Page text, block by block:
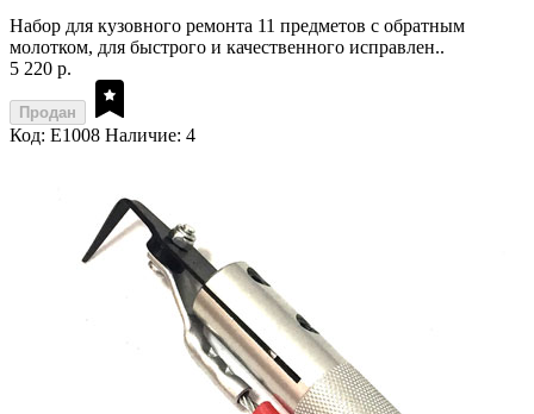
Набор для кузовного ремонта 11 предметов с обратным
молотком, для быстрого и качественного исправлен..
5 220 р.
Продан
Код: E1008 Наличие: 4